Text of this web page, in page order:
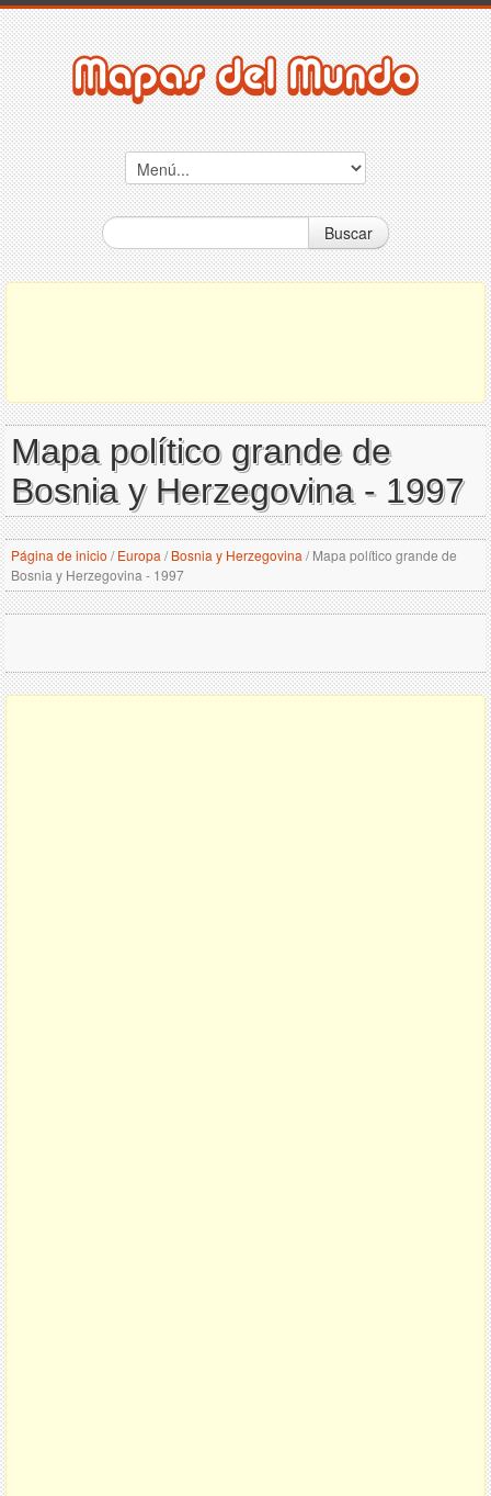
Buscar
Mapa político grande de
Bosnia y Herzegovina - 1997
Página de inicio / Europa / Bosnia y Herzegovina /Mapa político grande de
Bosnia y Herzegovina - 1997